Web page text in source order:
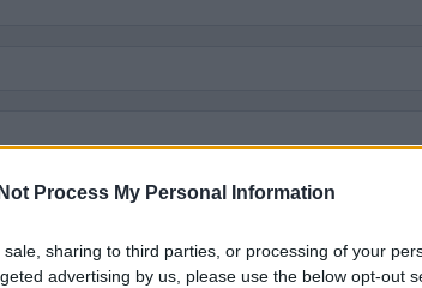
Process My Personal Information
sharing to third parties, or processing of your
advertising by us, please use the below opt-out